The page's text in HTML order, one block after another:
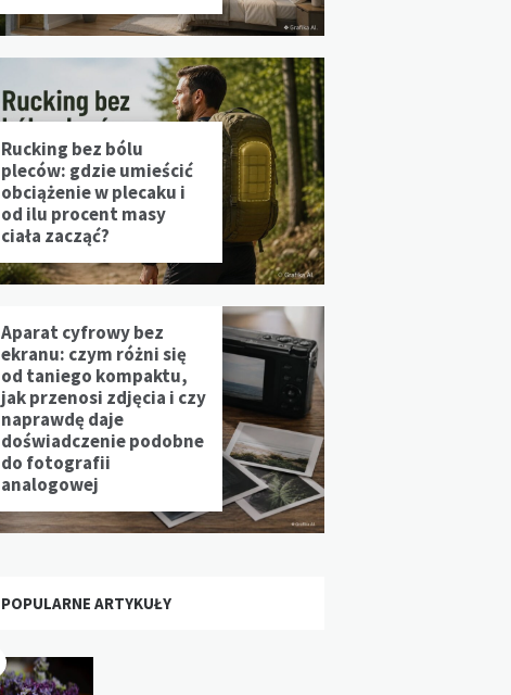
Rucking bez bólu
pleców: gdzie umieścić
obciążenie w plecaku i
od ilu procent masy
ciała zacząć?
Aparat cyfrowy bez
ekranu: czym różni się
od taniego kompaktu,
jak przenosi zdjęcia i czy
naprawdę daje
doświadczenie podobne
do fotografii
analogowej
POPULARNE ARTYKUŁY